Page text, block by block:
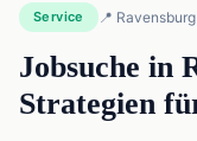
Service 📍 Ravensburg
Jobsuche in
Strategien